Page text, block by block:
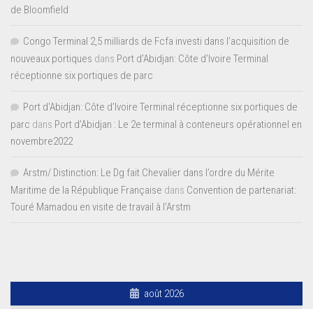
de Bloomfield
Congo Terminal 2,5 milliards de Fcfa investi dans l’acquisition de
nouveaux portiques dans Port d’Abidjan: Côte d’Ivoire Terminal
réceptionne six portiques de parc
Port d'Abidjan: Côte d’Ivoire Terminal réceptionne six portiques de
parc dans Port d’Abidjan : Le 2e terminal à conteneurs opérationnel en
novembre2022
Arstm/ Distinction: Le Dg fait Chevalier dans l’ordre du Mérite
Maritime de la République Française dans Convention de partenariat:
Touré Mamadou en visite de travail à l’Arstm
août 2026